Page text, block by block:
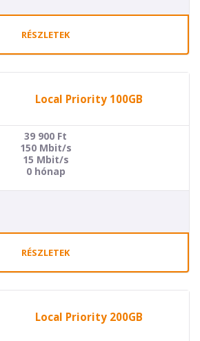
RÉSZLETEK
Local Priority 100GB
39 900 Ft
150 Mbit/s
15 Mbit/s
0 hónap
RÉSZLETEK
Local Priority 200GB